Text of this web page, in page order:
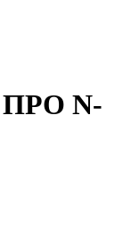
ПРО N-